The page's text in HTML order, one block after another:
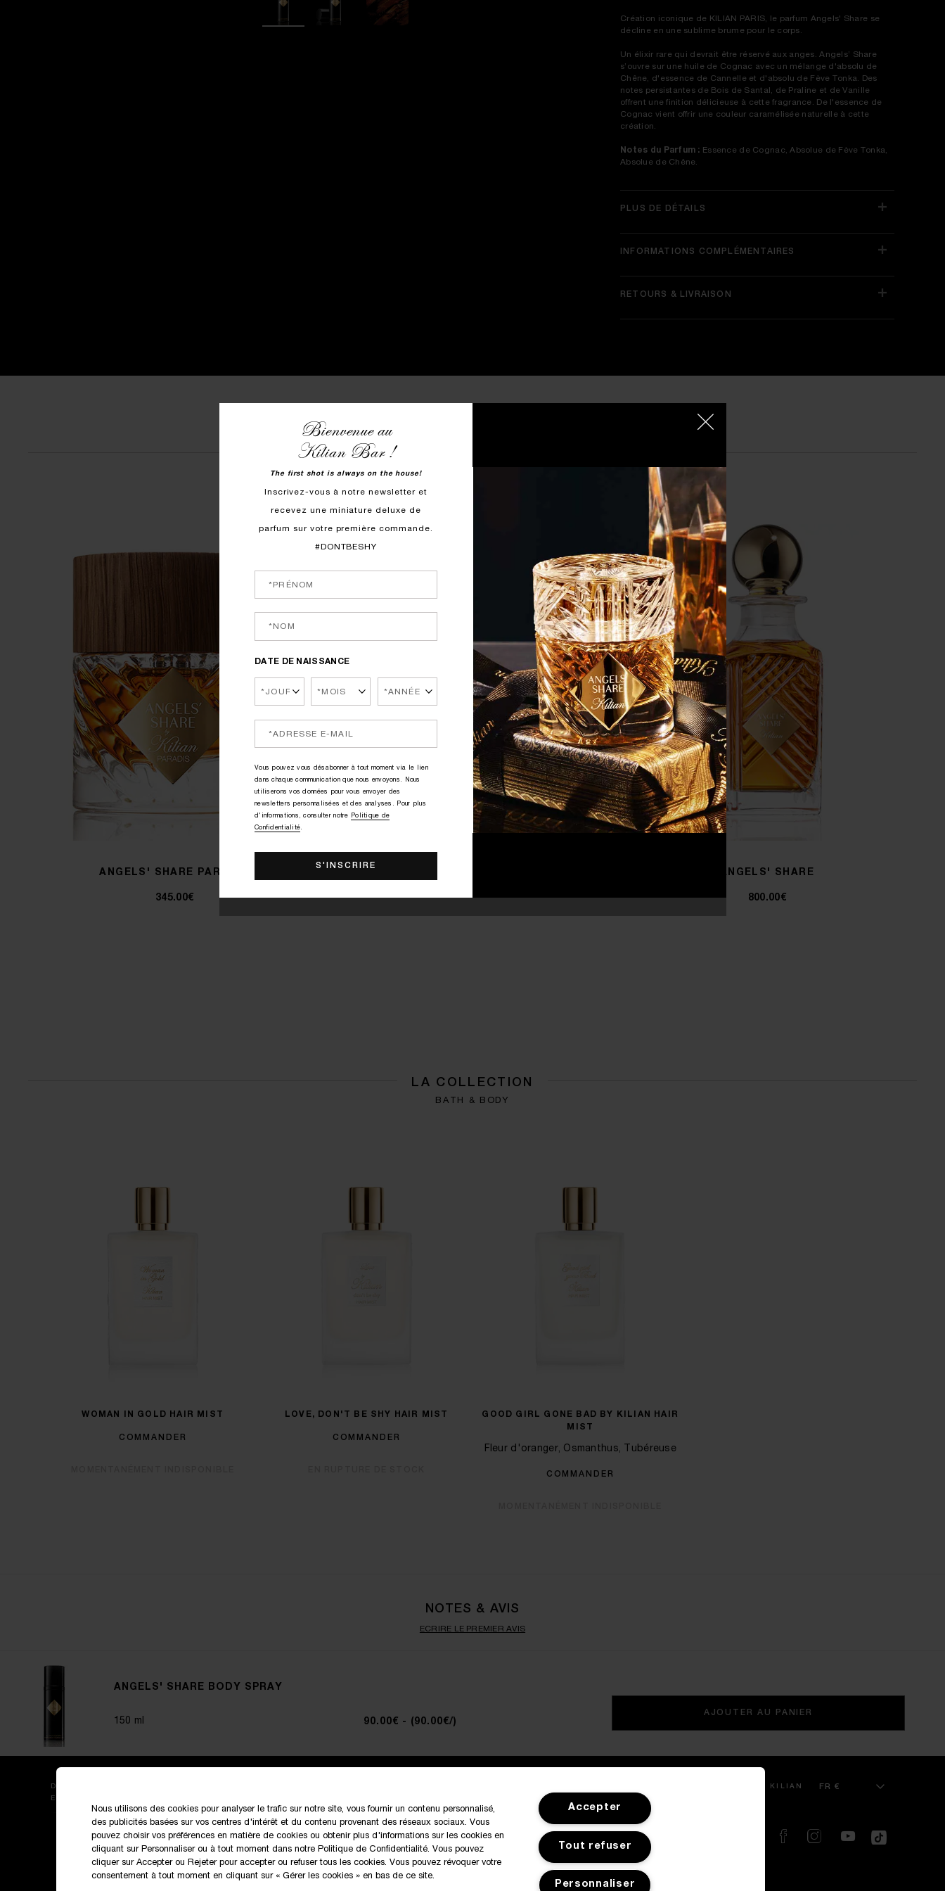
Création iconique de KILIAN PARIS, le parfum Angels' Share se
décline en une sublime brume pour le corps.
Un élixir rare qui devrait être réservé aux anges. Angels’ Share
s’ouvre sur une huile de Cognac avec un mélange d'absolu de
Chêne, d'essence de Cannelle et d'absolu de Fève Tonka. Des
notes persistantes de Bois de Santal, de Praline et de Vanille
offrent une finition délicieuse à cette fragrance. De l'essence de
Cognac vient offrir une couleur caramélisée naturelle à cette
création.
Notes du Parfum : Essence de Cognac, Absolue de Fève Tonka,
Absolue de Chêne.
PLUS DE DÉTAILS
INFORMATIONS COMPLÉMENTAIRES
RETOURS & LIVRAISON
VOUS AIMEREZ AUSSI
ANGELS' SHARE BODY SPRAY
ANGELS' SHARE PARADIS
345.00€ 250.00€
ANGELS' SHARE
800.00€
LA COLLECTION
BATH & BODY
WOMAN IN GOLD HAIR MIST
COMMANDER
LOVE, DON'T BE SHY HAIR MIST
COMMANDER
GOOD GIRL GONE BAD BY KILIAN HAIR
MIST
Fleur d'oranger, Osmanthus, Tubéreuse
COMMANDER
NOTES & AVIS
ECRIRE LE PREMIER AVIS
ANGELS' SHARE BODY SPRAY
150 ml 90.00€ - (90.00€/)
AJOUTER AU PANIER
DÉCOUVREZ NOS NOUVEAUTÉS ET OFFRES
EXCLUSIVES
FR €
BOUTIQUES KILIAN
Bienvenue au
Kilian Bar !
The first shot is always on the house!
Inscrivez-vous à notre newsletter et
recevez une miniature deluxe de
parfum sur votre première commande.
#DONTBESHY
DATE DE NAISSANCE
Vous pouvez vous désabonner à tout moment via le lien
dans chaque communication que nous envoyons. Nous
utiliserons vos données pour vous envoyer des
newsletters personnalisées et des analyses. Pour plus
d'informations, consulter notre Politique de
Confidentialité.
Nous utilisons des cookies pour analyser le trafic sur notre site, vous fournir un contenu personnalisé,
des publicités basées sur vos centres d'intérêt et du contenu provenant des réseaux sociaux. Vous
pouvez choisir vos préférences en matière de cookies ou obtenir plus d'informations sur les cookies en
cliquant sur Personnaliser ou à tout moment dans notre Politique de Confidentialité. Vous pouvez
cliquer sur Accepter ou Rejeter pour accepter ou refuser tous les cookies. Vous pouvez révoquer votre
consentement à tout moment en cliquant sur « Gérer les cookies » en bas de ce site.
Accepter
Tout refuser
Personnaliser